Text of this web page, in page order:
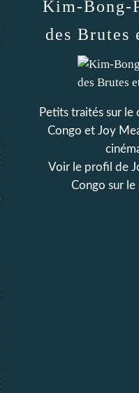
Kim-Bong-
des Brutes
Petits traités sur le
Congo et Joy
Voir le profil de
Congo sur